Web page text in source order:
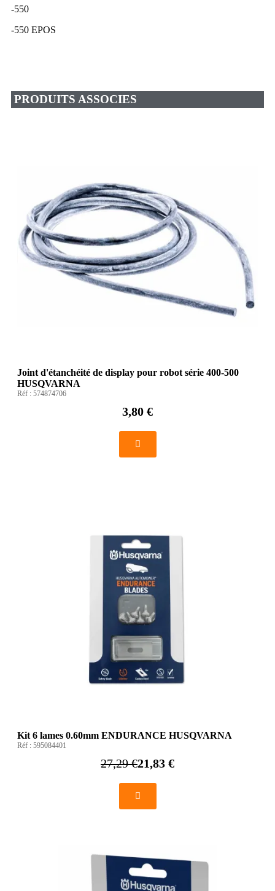
-550
-550 EPOS
PRODUITS ASSOCIES
Joint d'étanchéité de display pour robot série 400-500
HUSQVARNA
Réf : 574874706
3,80 €
Kit 6 lames 0.60mm ENDURANCE HUSQVARNA
Réf : 595084401
27,29 €21,83 €